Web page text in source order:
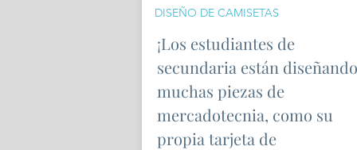
DISEÑO DE CAMISETAS
¡Los estudiantes de
secundaria están diseñando
muchas piezas de
mercadotecnia, como su
propia tarjeta de